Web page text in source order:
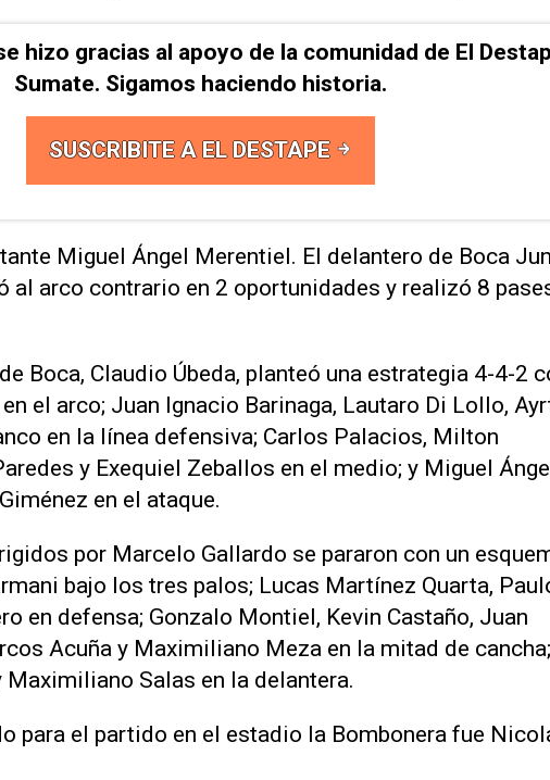
hizo gracias al apoyo de la comunidad de El
Sumate. Sigamos haciendo historia.
SUSCRIBITE A EL DESTAPE
Miguel Ángel Merentiel. El delantero de Boca
al arco contrario en 2 oportunidades y realizó 8
Boca, Claudio Úbeda, planteó una estrategia 4-4-2
el arco; Juan Ignacio Barinaga, Lautaro Di Lollo,
en la línea defensiva; Carlos Palacios, Milton
y Exequiel Zeballos en el medio; y Miguel
en el ataque.
por Marcelo Gallardo se pararon con un
bajo los tres palos; Lucas Martínez Quarta,
en defensa; Gonzalo Montiel, Kevin Castaño, Juan
Acuña y Maximiliano Meza en la mitad de
Salas en la delantera.
para el partido en el estadio la Bombonera fue